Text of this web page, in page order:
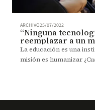
ARCHIVO25/07/2022
“Ninguna
reemplazar a un
La educación es una
misión es humanizar